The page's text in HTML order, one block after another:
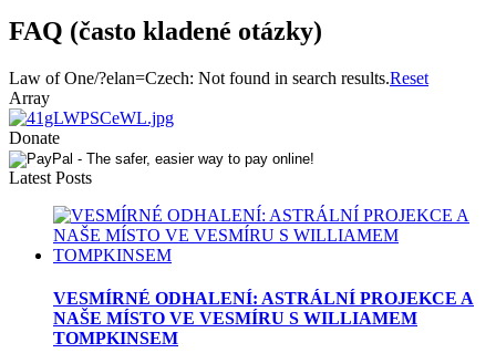
FAQ (často kladené otázky)
Law of One/?elan=Czech: Not found in search results.Reset
Array
Donate
Latest Posts
VESMÍRNÉ ODHALENÍ: ASTRÁLNÍ PROJEKCE A
NAŠE MÍSTO VE VESMÍRU S WILLIAMEM
TOMPKINSEM